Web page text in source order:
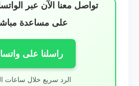
تواصل معنا الآن عبر
على مساعدة
راسلنا على
الرد سريع خلال ساعات